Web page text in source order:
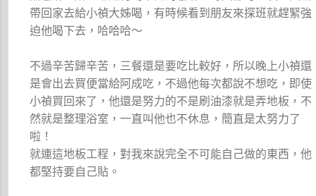
帶回家去給小禎大姊喝，有時候看到朋友來探班就趕緊強
迫他喝下去，哈哈哈～
不過辛苦歸辛苦，三餐還是要吃比較好，所以晚上小禎還
是會出去買便當給阿成吃，不過他每次都說不想吃，即使
小禎買回來了，他還是努力的不是刷油漆就是弄地板，不
然就是整理浴室，一直叫他也不休息，簡直是太努力了
啦！
就連這地板工程，對我來說完全不可能自己做的東西，他
都堅持要自己貼。